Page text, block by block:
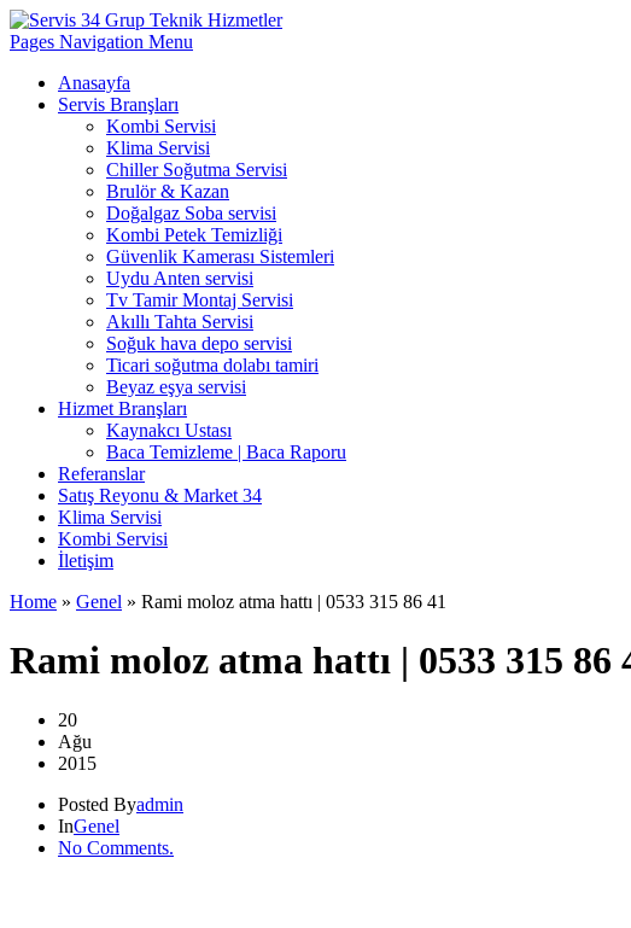
Pages Navigation Menu
Anasayfa
Servis Branşları
Kombi Servisi
Klima Servisi
Chiller Soğutma Servisi
Brulör & Kazan
Doğalgaz Soba servisi
Kombi Petek Temizliği
Güvenlik Kamerası Sistemleri
Uydu Anten servisi
Tv Tamir Montaj Servisi
Akıllı Tahta Servisi
Soğuk hava depo servisi
Ticari soğutma dolabı tamiri
Beyaz eşya servisi
Hizmet Branşları
Kaynakcı Ustası
Baca Temizleme | Baca Raporu
Referanslar
Satış Reyonu & Market 34
Klima Servisi
Kombi Servisi
İletişim
Home » Genel » Rami moloz atma hattı | 0533 315 86 41
Rami moloz atma hattı | 0533 315 86
20
Ağu
2015
Posted Byadmin
InGenel
No Comments.